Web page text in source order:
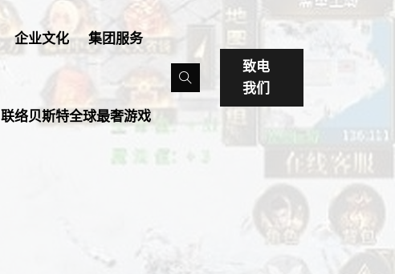
企业文化 集团服务
联络贝斯特全球最奢游戏
致电
我们